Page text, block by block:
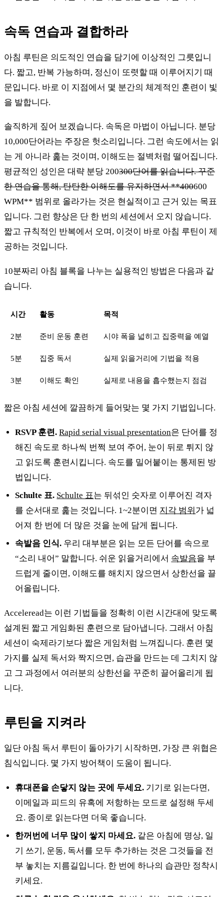
속독 연습과 결합하라
아침 루틴은 의도적인 연습을 담기에 이상적인 그릇입니
다. 짧고, 반복 가능하며, 정신이 또렷할 때 이루어지기 때
문입니다. 바로 이 지점에서 몇 분간의 체계적인 훈련이 빛
을 발합니다.
솔직하게 짚어 보겠습니다. 속독은 마법이 아닙니다. 분당
10,000단어라는 주장은 헛소리입니다. 그런 속도에서는 읽
는 게 아니라 훑는 것이며, 이해도는 절벽처럼 떨어집니다.
평균적인 성인은 대략 분당 200300단어를 읽습니다. 꾸준
한 연습을 통해, 탄탄한 이해도를 유지하면서 **400600
WPM** 범위로 올라가는 것은 현실적이고 근거 있는 목표
입니다. 그런 향상은 단 한 번의 세션에서 오지 않습니다.
짧고 규칙적인 반복에서 오며, 이것이 바로 아침 루틴이 제
공하는 것입니다.
10분짜리 아침 블록을 나누는 실용적인 방법은 다음과 같
습니다.
시간 활동 목적
2분 준비 운동 훈련 시야 폭을 넓히고 집중력을 예열
5분 집중 독서 실제 읽을거리에 기법을 적용
3분 이해도 확인 실제로 내용을 흡수했는지 점검
짧은 아침 세션에 깔끔하게 들어맞는 몇 가지 기법입니다.
RSVP 훈련. Rapid serial visual presentation은 단어를 정
해진 속도로 하나씩 번쩍 보여 주어, 눈이 뒤로 튀지 않
고 읽도록 훈련시킵니다. 속도를 밀어붙이는 통제된 방
법입니다.
Schulte 표. Schulte 표는 뒤섞인 숫자로 이루어진 격자
를 순서대로 훑는 것입니다. 1~2분이면 지각 범위 가 넓
어져 한 번에 더 많은 것을 눈에 담게 됩니다.
속발음 인식. 우리 대부분은 읽는 모든 단어를 속으로
“소리 내어” 말합니다. 쉬운 읽을거리에서 속발음을 부
드럽게 줄이면, 이해도를 해치지 않으면서 상한선을 끌
어올립니다.
Acceleread는 이런 기법들을 정확히 이런 시간대에 맞도록
설계된 짧고 게임화된 훈련으로 담아냅니다. 그래서 아침
세션이 숙제라기보다 짧은 게임처럼 느껴집니다. 훈련 몇
가지를 실제 독서와 짝지으면, 습관을 만드는 데 그치지 않
고 그 과정에서 여러분의 상한선을 꾸준히 끌어올리게 됩
니다.
루틴을 지켜라
일단 아침 독서 루틴이 돌아가기 시작하면, 가장 큰 위협은
침식입니다. 몇 가지 방어책이 도움이 됩니다.
휴대폰을 손닿지 않는 곳에 두세요. 기기로 읽는다면,
이메일과 피드의 유혹에 저항하는 모드로 설정해 두세
요. 종이로 읽는다면 더욱 좋습니다.
한꺼번에 너무 많이 쌓지 마세요. 같은 아침에 명상, 일
기 쓰기, 운동, 독서를 모두 추가하는 것은 그것들을 전
부 놓치는 지름길입니다. 한 번에 하나의 습관만 정착시
키세요.